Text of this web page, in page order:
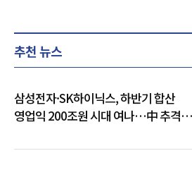
추천 뉴스
삼성전자·SK하이닉스, 하반기 합산
영업익 200조원 시대 여나…中 추격은